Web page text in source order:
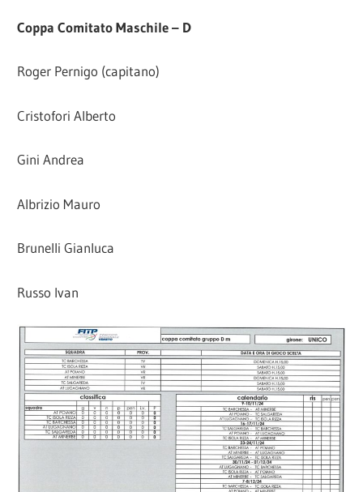
Coppa Comitato Maschile – D
Roger Pernigo (capitano)
Cristofori Alberto
Gini Andrea
Albrizio Mauro
Brunelli Gianluca
Russo Ivan